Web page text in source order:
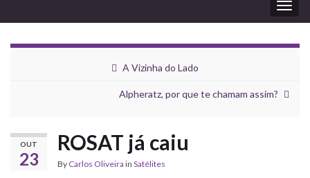
A Vizinha do Lado
Alpheratz, por que te chamam assim?
OUT
23
ROSAT já caiu
By Carlos Oliveira in Satélites